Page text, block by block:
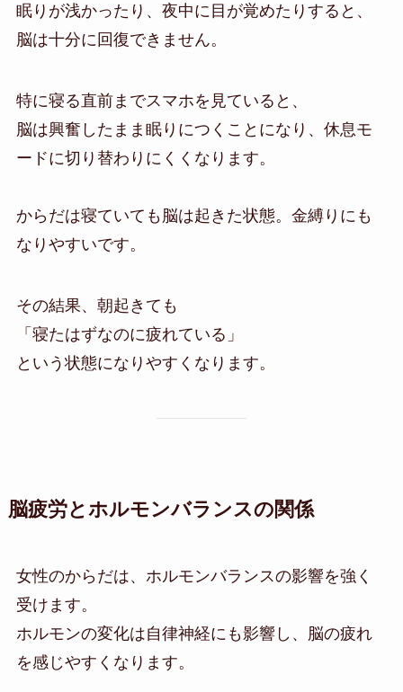
眠りが浅かったり、夜中に目が覚めたりすると、
脳は十分に回復できません。
特に寝る直前までスマホを見ていると、
脳は興奮したまま眠りにつくことになり、休息モ
ードに切り替わりにくくなります。
からだは寝ていても脳は起きた状態。金縛りにも
なりやすいです。
その結果、朝起きても
「寝たはずなのに疲れている」
という状態になりやすくなります。
脳疲労とホルモンバランスの関係
女性のからだは、ホルモンバランスの影響を強く
受けます。
ホルモンの変化は自律神経にも影響し、脳の疲れ
を感じやすくなります。